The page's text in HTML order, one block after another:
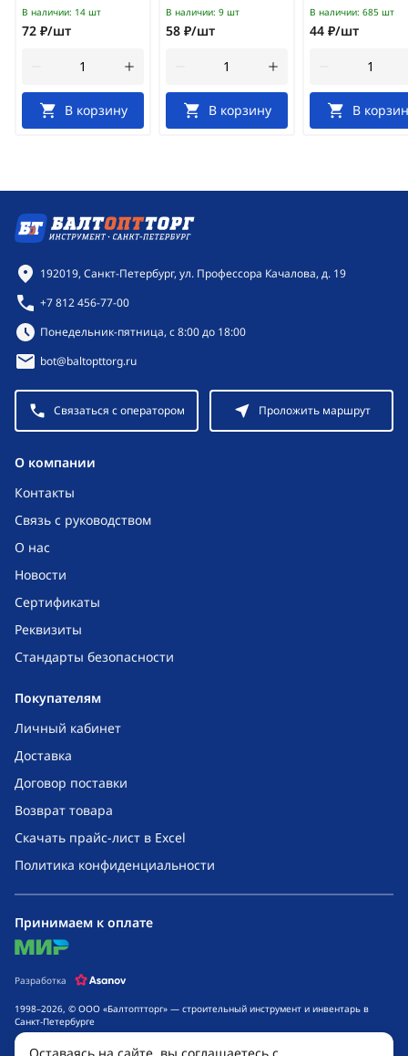
В наличии: 14 шт
72 ₽/шт
В корзину
В наличии: 9 шт
58 ₽/шт
В корзину
В наличии: 685 шт
44 ₽/шт
В
O компании
Контакты
Связь с руководством
О нас
Новости
Сертификаты
Реквизиты
Стандарты безопасности
Покупателям
Личный кабинет
Доставка
Договор поставки
Возврат товара
Скачать прайс-лист в Excel
Политика конфиденциальности
Контактная информация
192019, Санкт-Петербург, ул. Профессора Качалова, д. 19
+7 812 456-77-00
Режим работы:
Понедельник-пятница, с 8:00 до 18:00
bot@baltopttorg.ru
Связаться с оператором Проложить маршрут
1998–2026, © ООО «Балтоптторг» — строительный инструмент и инвентарь в
Санкт-Петербурге
Обращаем ваше внимание на то, что данный интернет-сайт носит исключительно
информационный характер и ни при каких условиях не является публичной
Принимаем к оплате
mir
Разработка